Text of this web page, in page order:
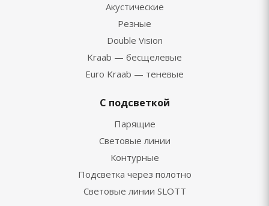
Акустические
Резные
Double Vision
Kraab — бесщелевые
Euro Kraab — теневые
С подсветкой
Парящие
Световые линии
Контурные
Подсветка через полотно
Световые линии SLOTT